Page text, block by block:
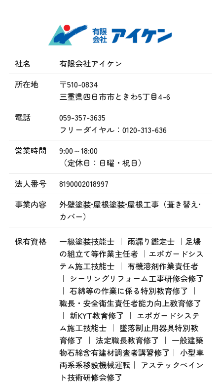
社名
有限会社アイケン
所在地
〒510-0834
三重県四日市市ときわ5丁目4-6
電話
059-357-3635
フリーダイヤル：0120-313-636
営業時間
9:00～18:00
（定休日：日曜・祝日）
法人番号
8190002018997
事業内容
外壁塗装•屋根塗装•屋根工事（葺き替え•
カバー）
保有資格
一級塗装技能士 ｜ 雨漏り鑑定士 ｜足場
の組立て等作業主任者 ｜エポガードシス
テム施工技能士 ｜ 有機溶剤作業責任者
｜ シーリングリフォーム工事研修会修了
｜ 石綿等の作業に係る特別教育修了 ｜
職長・安全衛生責任者能力向上教育修了
｜ 新KYT教育修了 ｜ エポガードシステ
ム施工技能士 ｜ 墜落制止用器具特別教
育修了 ｜ 法定職長教育修了 ｜ 一般建築
物石綿含有建材調査者講習修了｜ 小型車
両系系移設機械運転｜ アステックペイン
ト技術研修会修了